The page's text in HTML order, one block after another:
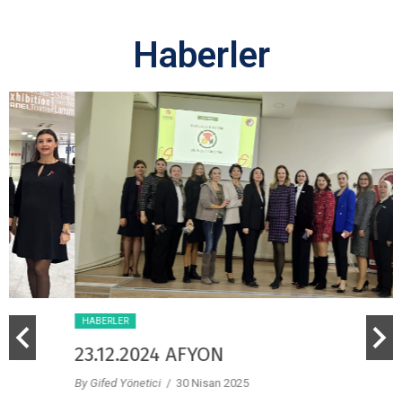
Haberler
23.12.2024 AFYON
By Gifed Yönetici/ 30 Nisan 2025